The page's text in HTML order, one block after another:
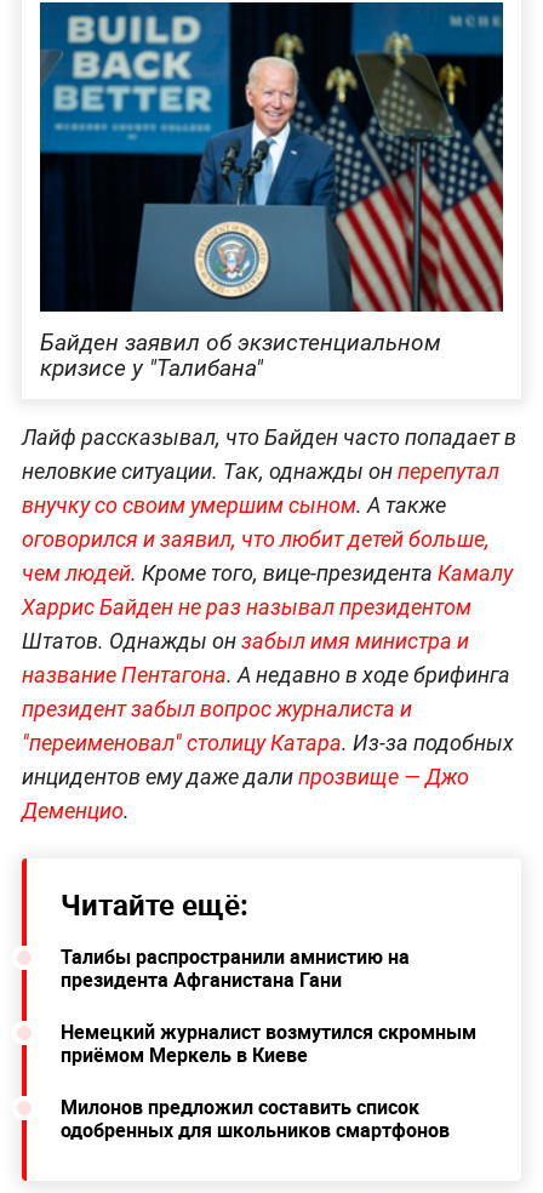
Байден заявил об экзистенциальном
кризисе у "Талибана"
Лайф рассказывал, что Байден часто попадает в
неловкие ситуации. Так, однажды онперепутал
внучку со своим умершим сыном. А также
оговорился и заявил, что любит детей больше,
чем людей. Кроме того, вице-президента Камалу
Харрис Байден не раз называл президентом
Штатов. Однажды онзабыл имя министра и
название Пентагона. А недавно в ходе брифинга
президент забыл вопрос журналиста и
"переименовал" столицу Катара. Из-за подобных
инцидентов ему даже далипрозвище — Джо
Деменцио.
Читайте ещё:
Талибы распространили амнистию на
президента Афганистана Гани
Немецкий журналист возмутился скромным
приёмом Меркель в Киеве
Милонов предложил составить список
одобренных для школьников смартфонов